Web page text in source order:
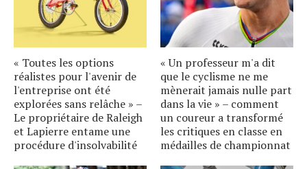
« Toutes les options
réalistes pour l'avenir de
l'entreprise ont été
explorées sans relâche » –
Le propriétaire de Raleigh
et Lapierre entame une
procédure d'insolvabilité
« Un professeur m'a dit
que le cyclisme ne me
mènerait jamais nulle part
dans la vie » – comment
un coureur a transformé
les critiques en classe en
médailles de championnat